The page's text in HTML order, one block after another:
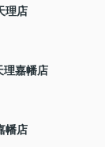
理店
嘉幡店
幡店